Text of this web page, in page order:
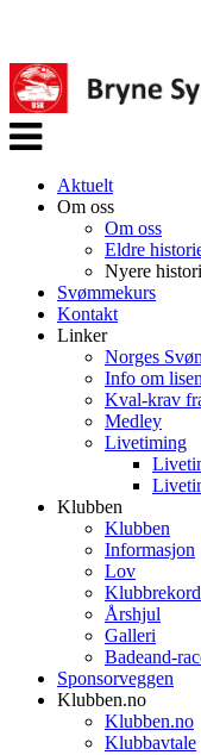
Veksle
navigasjon
Aktuelt
Om oss
Om oss
Eldre
Nyere
Svømmekurs
Kontakt
Linker
Norges
Info om
Kval-krav
Medley
Livetiming
Klubben
Klubben
Informasjon
Lov
Årshjul
Galleri
Badeand-
Sponsorveggen
Klubben.no
Klubben.no
Klubbavtale